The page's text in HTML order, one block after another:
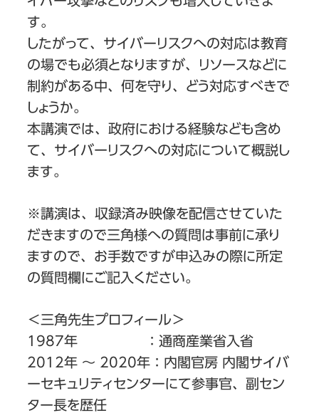
す。
したがって、サイバーリスクへの対応は教育
の場でも必須となりますが、リソースなどに
制約がある中、何を守り、どう対応すべきで
しょうか。
本講演では、政府における経験なども含め
て、サイバーリスクへの対応について概説し
ます。
※講演は、収録済み映像を配信させていた
だきますので三角様への質問は事前に承り
ますので、お手数ですが申込みの際に所定
の質問欄にご記入ください。
＜三角先生プロフィール＞
1987年 ：通商産業省入省
2012年 〜 2020年：内閣官房 内閣サイバ
ーセキュリティセンターにて参事官、副セン
ター長を歴任